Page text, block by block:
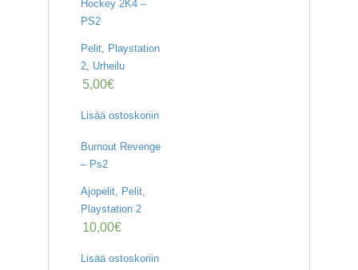
Hockey 2K4 –
PS2
Pelit, Playstation
2, Urheilu
5,00€
Lisää ostoskoriin
Burnout Revenge
– Ps2
Ajopelit, Pelit,
Playstation 2
10,00€
Lisää ostoskoriin